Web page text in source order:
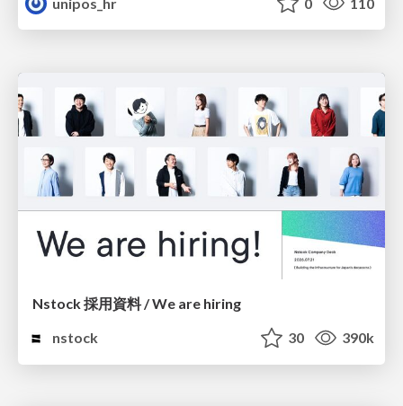
Nstock 採用資料 / We are hiring
nstock
30 390k